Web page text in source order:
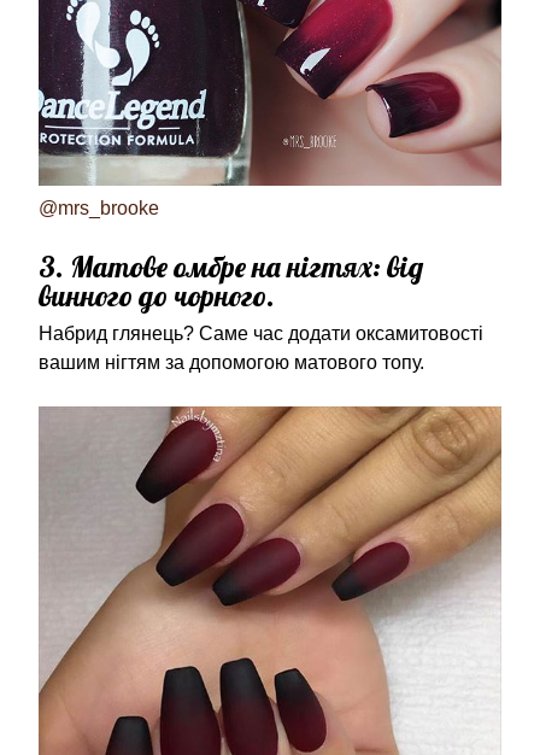
@mrs_brooke
3. Матове омбре на нігтях: від
винного до чорного.
Набрид глянець? Саме час додати оксамитовості
вашим нігтям за допомогою матового топу.